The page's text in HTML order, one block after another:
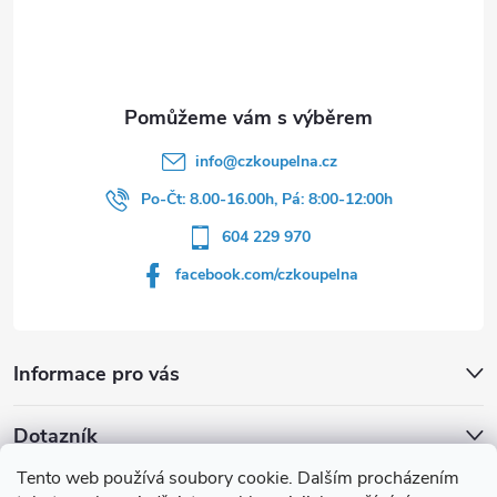
Tento web používá soubory cookie. Dalším procházením
Informace pro vás
info@czkoupelna.cz
Po-Čt: 8.00-16.00h, Pá: 8:00-12:00h
604 229 970
facebook.com/czkoupelna
Dotazník